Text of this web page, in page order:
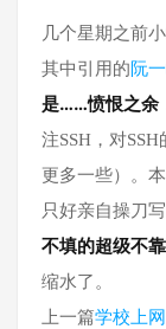
几个星期之前
其中引用的阮
是……愤恨之余
注SSH，对
更多一些）。
只好亲自操刀
不填的超级不
缩水了。
上一篇学校上